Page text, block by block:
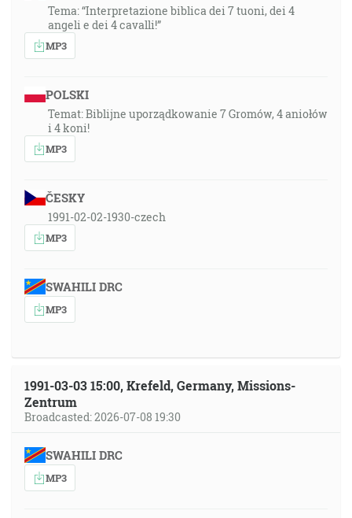
Tema: “Interpretazione biblica dei 7 tuoni, dei 4
angeli e dei 4 cavalli!”
MP3
POLSKI
Temat: Biblijne uporządkowanie 7 Gromów, 4 aniołów
i 4 koni!
MP3
ČESKY
1991-02-02-1930-czech
MP3
SWAHILI DRC
MP3
1991-03-03 15:00, Krefeld, Germany, Missions-
Zentrum
Broadcasted: 2026-07-08 19:30
SWAHILI DRC
MP3